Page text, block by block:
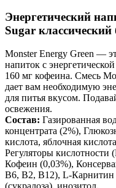
Энергетический
Sugar классический
Monster Energy Green —
напиток с
160 мг кофеина. Смесь
дает вам необходимую
для питья вкусом.
освежения.
Состав: Газированная
концентрата (2%),
кислота, яблочная
Регуляторы кислотности
Кофеин (0,03%),
В6, В2, В12), L-Карнитин